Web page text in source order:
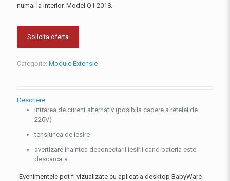
numai la interior. Model Q1 2018.
Solicita oferta
Categorie: Module Extensie
Descriere
intrarea de curent alternativ (posibila cadere a retelei de
220V)
tensiunea de iesire
avertizare inaintea deconectarii iesirii cand bateria este
descarcata
Evenimentele pot fi vizualizate cu aplicatia desktop BabyWare